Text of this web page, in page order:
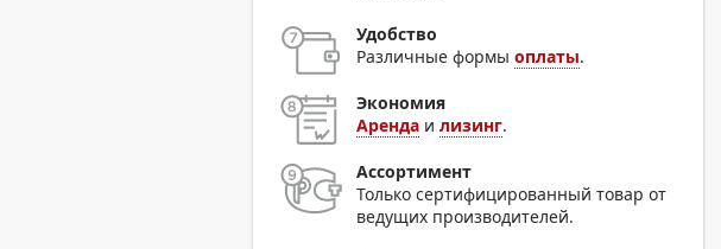
Удобство
Различные формыоплаты.
Экономия
Аренда илизинг.
Ассортимент
Только сертифицированный товар от
ведущих производителей.